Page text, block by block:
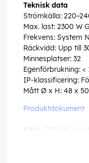
Teknisk data
Strömkälla:
Max. last: 2300 W
Frekvens: System
Räckvidd: Upp till
Minnesplatser: 32
Egenförbrukning: <
IP-klassificering:
Mått Ø x H: 48 x
Produktdokument
EAN: